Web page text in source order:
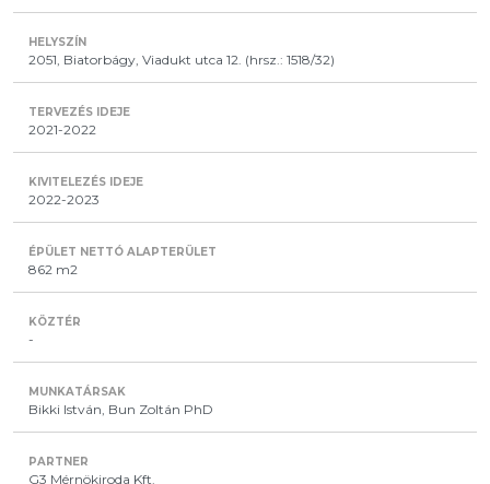
2051, Biatorbágy, Viadukt utca 12. (hrsz.: 1518/32)
2021-2022
2022-2023
862 m2
-
Bikki István, Bun Zoltán PhD
G3 Mérnökiroda Kft.